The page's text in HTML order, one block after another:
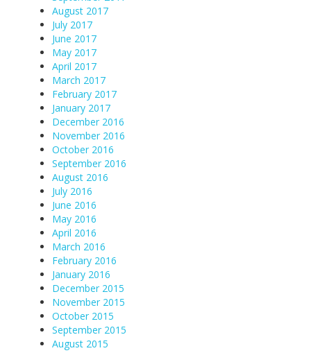
August 2017
July 2017
June 2017
May 2017
April 2017
March 2017
February 2017
January 2017
December 2016
November 2016
October 2016
September 2016
August 2016
July 2016
June 2016
May 2016
April 2016
March 2016
February 2016
January 2016
December 2015
November 2015
October 2015
September 2015
August 2015